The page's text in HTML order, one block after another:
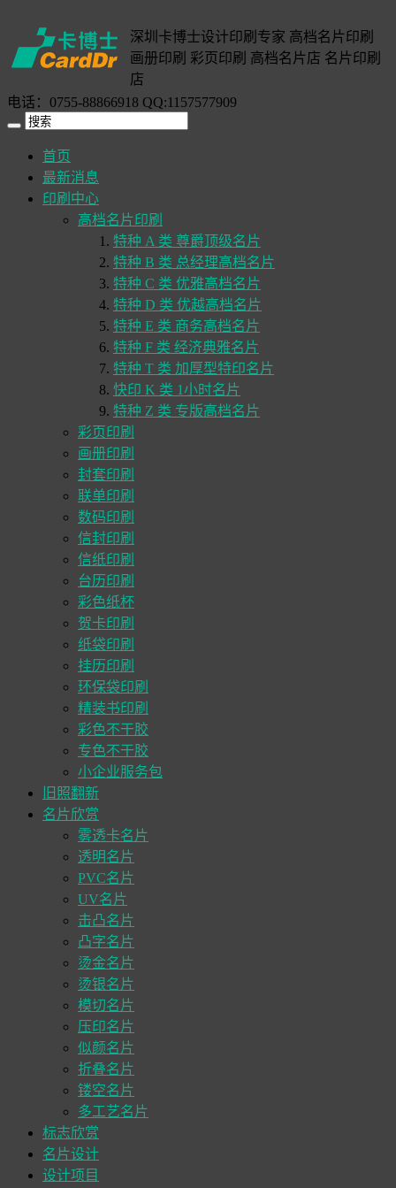
深圳卡博士设计印刷专家 高档名片印刷
画册印刷 彩页印刷 高档名片店 名片印刷
店
电话：0755-88866918 QQ:1157577909
首页
最新消息
印刷中心
高档名片印刷
特种 A 类 尊爵顶级名片
特种 B 类 总经理高档名片
特种 C 类 优雅高档名片
特种 D 类 优越高档名片
特种 E 类 商务高档名片
特种 F 类 经济典雅名片
特种 T 类 加厚型特印名片
快印 K 类 1小时名片
特种 Z 类 专版高档名片
彩页印刷
画册印刷
封套印刷
联单印刷
数码印刷
信封印刷
信纸印刷
台历印刷
彩色纸杯
贺卡印刷
纸袋印刷
挂历印刷
环保袋印刷
精装书印刷
彩色不干胶
专色不干胶
小企业服务包
旧照翻新
名片欣赏
雾透卡名片
透明名片
PVC名片
UV名片
击凸名片
凸字名片
烫金名片
烫银名片
模切名片
压印名片
似颜名片
折叠名片
镂空名片
多工艺名片
标志欣赏
名片设计
设计项目